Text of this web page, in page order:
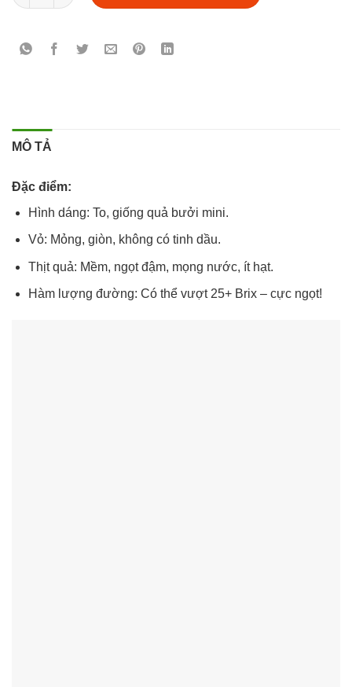
MÔ TẢ
Đặc điểm:
Hình dáng: To, giống quả bưởi mini.
Vỏ: Mỏng, giòn, không có tinh dầu.
Thịt quả: Mềm, ngọt đậm, mọng nước, ít hạt.
Hàm lượng đường: Có thể vượt 25+ Brix – cực ngọt!